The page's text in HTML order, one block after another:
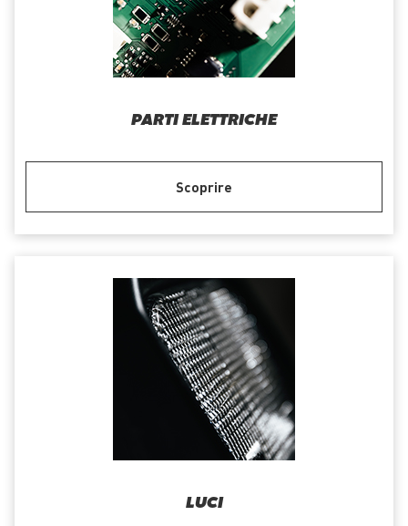
PARTI ELETTRICHE
Scoprire
LUCI